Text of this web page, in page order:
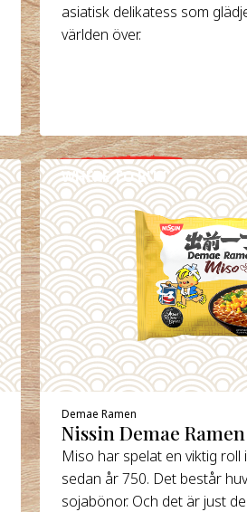
asiatisk delikatess som
världen över.
WHERE TO BUY
DETAILS
Demae Ramen
Nissin Demae
Miso har spelat en viktig
sedan år 750. Det består
sojabönor. Och det är just